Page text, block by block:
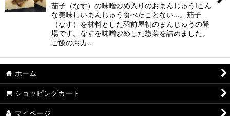
茄子（なす）の味噌炒め入りのおまんじゅう!こん
な美味しいまんじゅう食べたことない…。茄子
（なす）を材料とした羽前屋初のまんじゅうの登
場です。なすを味噌炒めした惣菜を詰めました。
ご飯のおカ…
ホーム
ショッピングカート
マイページ